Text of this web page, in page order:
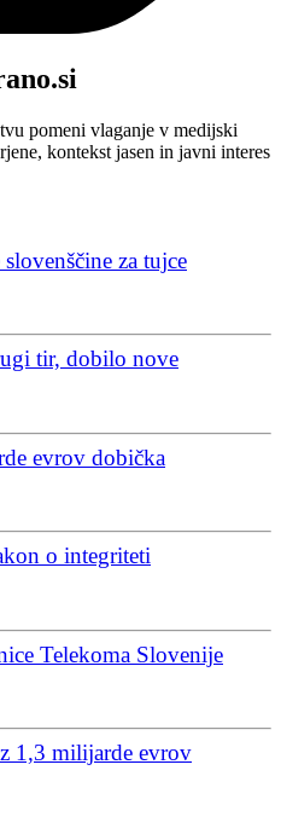
pomeni vlaganje v medijski
kontekst jasen in javni interes
za tujce
tir, dobilo nove
evrov dobička
o integriteti
Telekoma Slovenije
1,3 milijarde evrov